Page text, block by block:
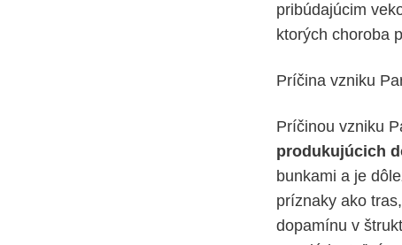
pribúdajúcim
ktorých choroba
Príčina vzniku
Príčinou vzniku
produkujúcich
bunkami a je
príznaky ako
dopamínu v